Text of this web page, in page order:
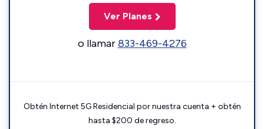
Ver Planes
o llamar833-469-4276
Obtén Internet 5G Residencial por nuestra cuenta + obtén
hasta $200 de regreso.